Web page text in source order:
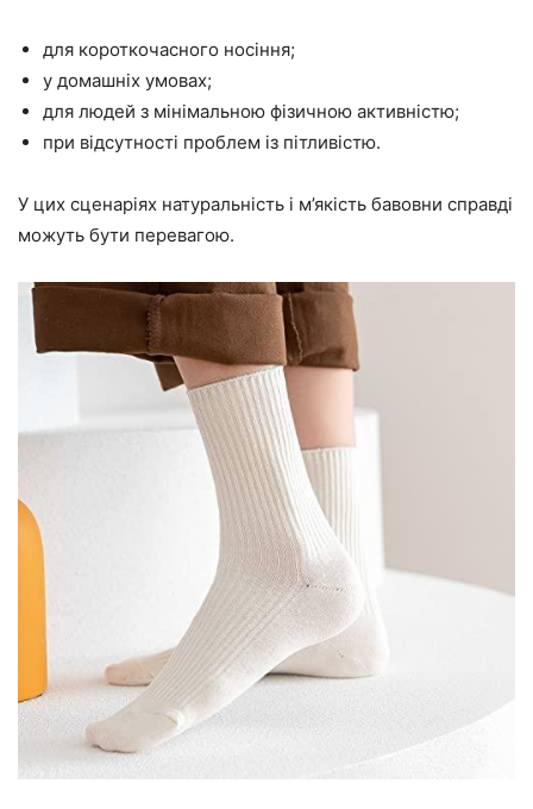
для короткочасного носіння;
у домашніх умовах;
для людей з мінімальною фізичною активністю;
при відсутності проблем із пітливістю.
У цих сценаріях натуральність і м’якість бавовни справді
можуть бути перевагою.